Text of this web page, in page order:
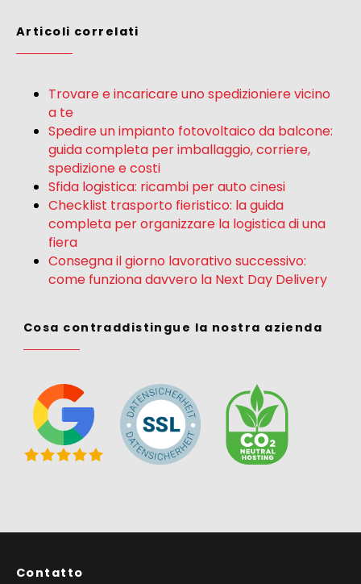
Articoli correlati
Trovare e incaricare uno spedizioniere vicino
a te
Spedire un impianto fotovoltaico da balcone:
guida completa per imballaggio, corriere,
spedizione e costi
Sfida logistica: ricambi per auto cinesi
Checklist trasporto fieristico: la guida
completa per organizzare la logistica di una
fiera
Consegna il giorno lavorativo successivo:
come funziona davvero la Next Day Delivery
Cosa contraddistingue la nostra azienda
Contatto